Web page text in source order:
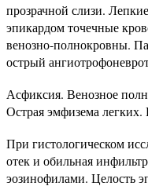
прозрачной слизи.
эпикардом точечные
венозно-полнокровны.
острый
Асфиксия. Венозное
Острая эмфизема
При гистологическом
отек и обильная
эозинофилами. Целость